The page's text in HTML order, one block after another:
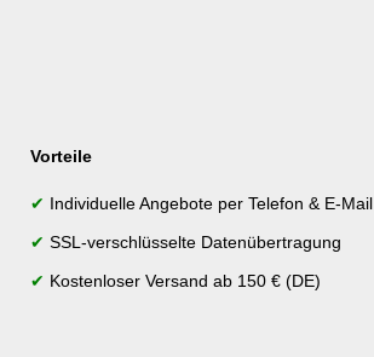
Vorteile
✔ Individuelle Angebote per Telefon & E-Mail
✔ SSL-verschlüsselte Datenübertragung
✔ Kostenloser Versand ab 150 € (DE)